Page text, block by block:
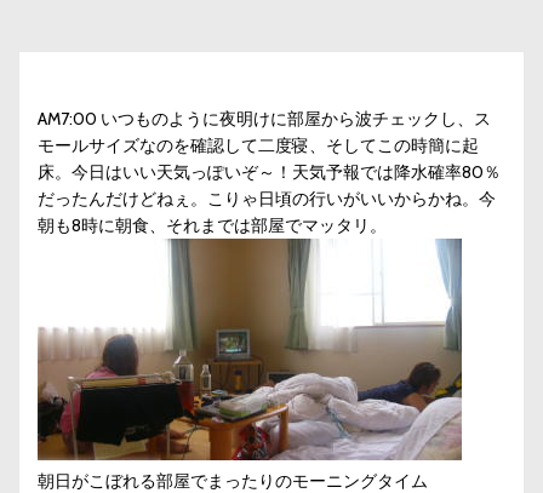
AM7:00 いつものように夜明けに部屋から波チェックし、ス
モールサイズなのを確認して二度寝、そしてこの時簡に起
床。今日はいい天気っぽいぞ～！天気予報では降水確率80％
だったんだけどねぇ。こりゃ日頃の行いがいいからかね。今
朝も8時に朝食、それまでは部屋でマッタリ。
朝日がこぼれる部屋でまったりのモーニングタイム